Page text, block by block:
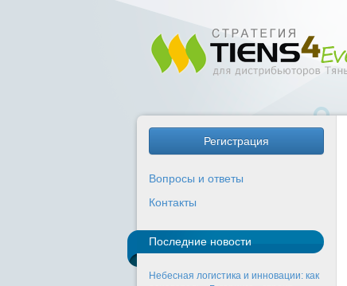
Регистрация
Вопросы и ответы
Контакты
Последние новости
Небесная логистика и инновации: как